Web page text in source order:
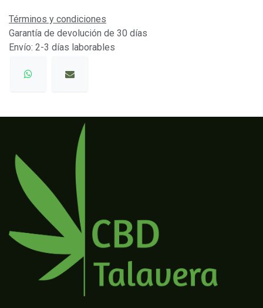
Términos y condiciones
Garantía de devolución de 30 días
Envío: 2-3 días laborables